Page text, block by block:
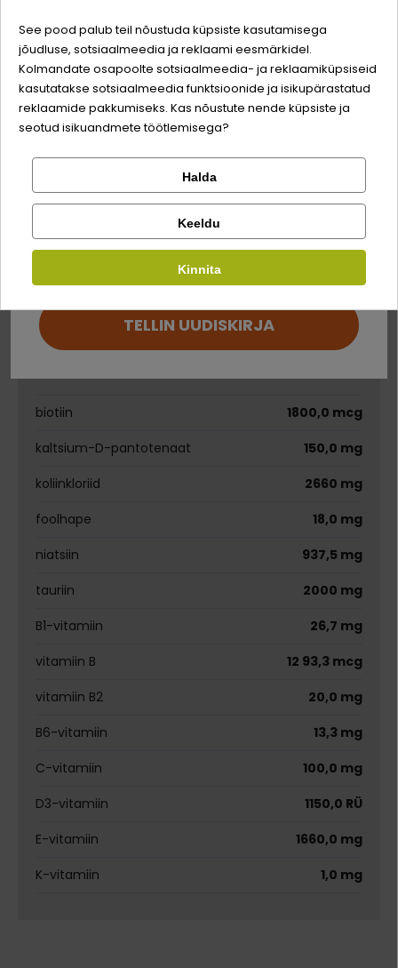
Kirjuta arvustus
taimsed tooted, õlid ja rasvad, kala ja kalatooted
(tuunikalajahu 4%), pärm, mineraalid
Analüütilise koostisosad
toorrasv
34,5%
toortuhk
7,5%
toorkiud
1,5%
niiskus
12%
biotiin
1800,0 mcg
kaltsium-D-pantotenaat
150,0 mg
koliinkloriid
2660 mg
foolhape
18,0 mg
niatsiin
937,5 mg
tauriin
2000 mg
B1-vitamiin
26,7 mg
vitamiin B
12 93,3 mcg
vitamiin B2
20,0 mg
B6-vitamiin
13,3 mg
C-vitamiin
100,0 mg
D3-vitamiin
1150,0 RÜ
E-vitamiin
1660,0 mg
K-vitamiin
1,0 mg
Kirjuta arvustus
Kontrolli tellimust
Logi sisse
Registreeru
Facebook
Google
Sina ja su perekonna parim sõber väärite veel
odavamat hinda!
Lemmikloom
Kauplus
TELLIN UUDISKIRJA
See pood palub teil nõustuda küpsiste kasutamisega
jõudluse, sotsiaalmeedia ja reklaami eesmärkidel.
Kolmandate osapoolte sotsiaalmeedia- ja reklaamiküpsiseid
kasutatakse sotsiaalmeedia funktsioonide ja isikupärastatud
reklaamide pakkumiseks. Kas nõustute nende küpsiste ja
seotud isikuandmete töötlemisega?
Halda
Keeldu
Kinnita